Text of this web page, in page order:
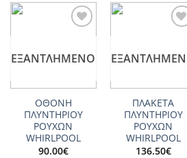
ΕΞΑΝΤΛΗΜΈΝΟ
ΟΘΟΝΗ
ΠΛΥΝΤΗΡΙΟΥ
ΡΟΥΧΩΝ
WHIRLPOOL
90.00€
ΠΛΑΚΕΤΑ
ΠΛΥΝΤΗΡΙΟΥ
ΡΟΥΧΩΝ
WHIRLPOOL
136.50€